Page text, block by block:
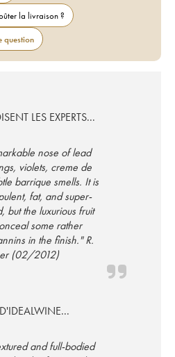
la livraison ?
question
LES EXPERTS...
nose of lead
violets, creme de
barrique smells. It is
fat, and super-
but the luxurious fruit
some rather
in the finish." R.
(02/2012)
and full-bodied